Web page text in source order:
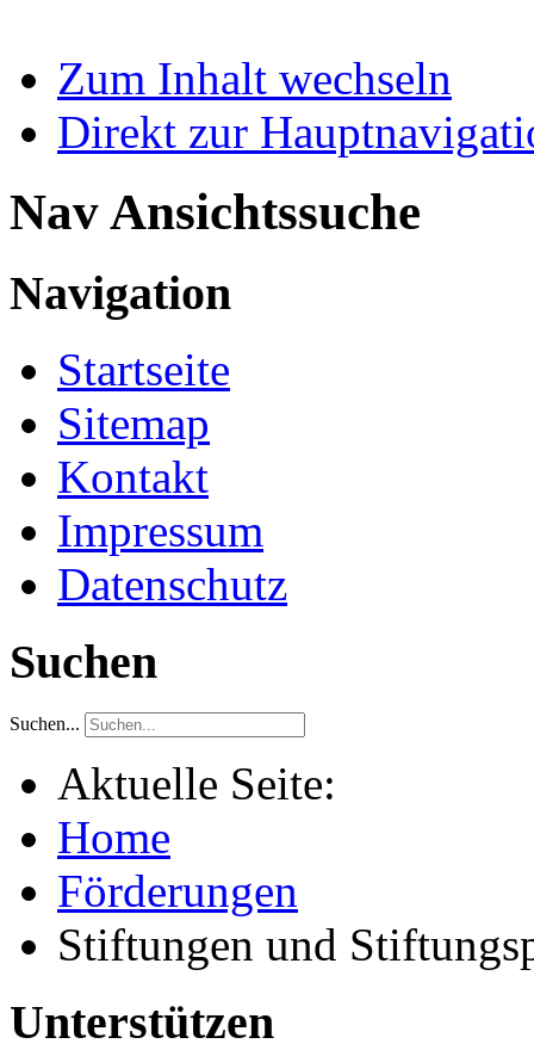
Zum Inhalt wechseln
Direkt zur
Nav Ansichtssuche
Navigation
Startseite
Sitemap
Kontakt
Impressum
Datenschutz
Suchen
Suchen...
Aktuelle Seite:
Home
Förderungen
Stiftungen und
Unterstützen